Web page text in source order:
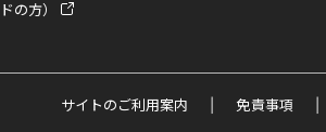
ドの方）
サイトのご利用案内 免責事項